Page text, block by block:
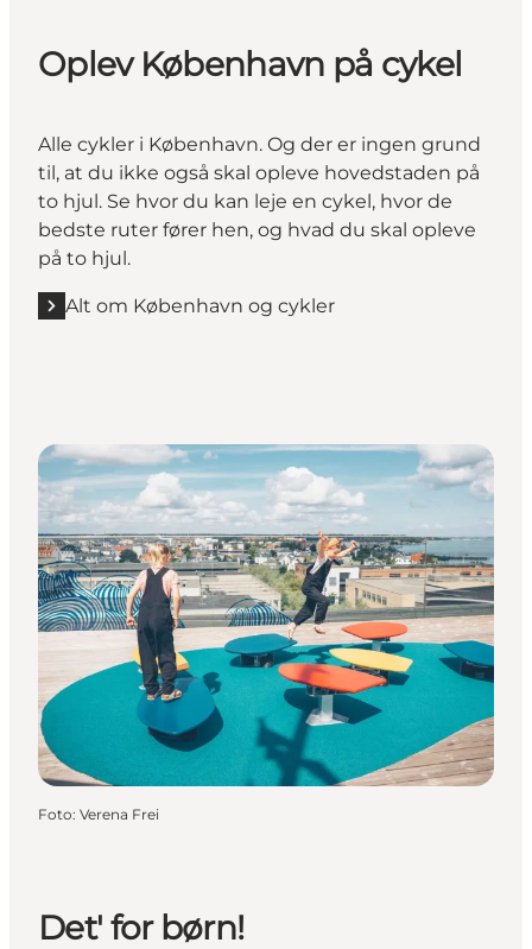
Oplev København på cykel
Alle cykler i København. Og der er ingen grund
til, at du ikke også skal opleve hovedstaden på
to hjul. Se hvor du kan leje en cykel, hvor de
bedste ruter fører hen, og hvad du skal opleve
på to hjul.
Alt om København og cykler
Foto: Verena Frei
Det' for børn!